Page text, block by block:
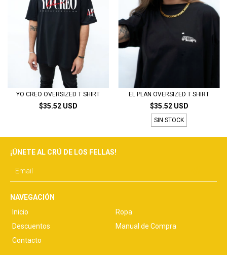
YO CREO OVERSIZED T SHIRT
$35.52 USD
EL PLAN OVERSIZED T SHIRT
$35.52 USD
SIN STOCK
¡ÚNETE AL CRÚ DE LOS FELLAS!
NAVEGACIÓN
Inicio
Ropa
Descuentos
Manual de Compra
Contacto